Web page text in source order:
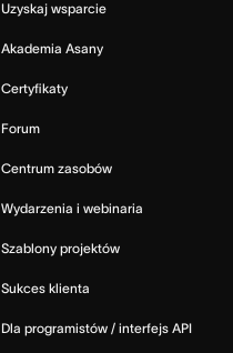
Uzyskaj wsparcie
Akademia Asany
Certyfikaty
Forum
Centrum zasobów
Wydarzenia i webinaria
Szablony projektów
Sukces klienta
Dla programistów / interfejs API